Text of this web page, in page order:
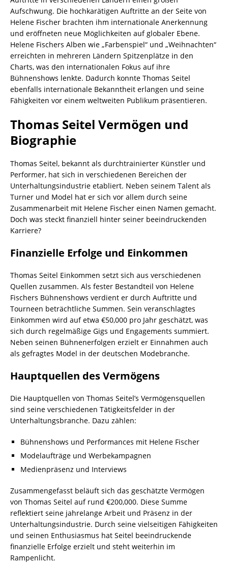
Aufschwung. Die hochkarätigen Auftritte an der Seite von
Helene Fischer brachten ihm internationale Anerkennung
und eröffneten neue Möglichkeiten auf globaler Ebene.
Helene Fischers Alben wie „Farbenspiel“ und „Weihnachten“
erreichten in mehreren Ländern Spitzenplätze in den
Charts, was den internationalen Fokus auf ihre
Bühnenshows lenkte. Dadurch konnte Thomas Seitel
ebenfalls internationale Bekanntheit erlangen und seine
Fähigkeiten vor einem weltweiten Publikum präsentieren.
Thomas Seitel Vermögen und
Biographie
Thomas Seitel, bekannt als durchtrainierter Künstler und
Performer, hat sich in verschiedenen Bereichen der
Unterhaltungsindustrie etabliert. Neben seinem Talent als
Turner und Model hat er sich vor allem durch seine
Zusammenarbeit mit Helene Fischer einen Namen gemacht.
Doch was steckt finanziell hinter seiner beeindruckenden
Karriere?
Finanzielle Erfolge und Einkommen
Thomas Seitel Einkommen setzt sich aus verschiedenen
Quellen zusammen. Als fester Bestandteil von Helene
Fischers Bühnenshows verdient er durch Auftritte und
Tourneen beträchtliche Summen. Sein veranschlagtes
Einkommen wird auf etwa €50,000 pro Jahr geschätzt, was
sich durch regelmäßige Gigs und Engagements summiert.
Neben seinen Bühnenerfolgen erzielt er Einnahmen auch
als gefragtes Model in der deutschen Modebranche.
Hauptquellen des Vermögens
Die Hauptquellen von Thomas Seitel’s Vermögensquellen
sind seine verschiedenen Tätigkeitsfelder in der
Unterhaltungsbranche. Dazu zählen:
Bühnenshows und Performances mit Helene Fischer
Modelaufträge und Werbekampagnen
Medienpräsenz und Interviews
Zusammengefasst beläuft sich das geschätzte Vermögen
von Thomas Seitel auf rund €200,000. Diese Summe
reflektiert seine jahrelange Arbeit und Präsenz in der
Unterhaltungsindustrie. Durch seine vielseitigen Fähigkeiten
und seinen Enthusiasmus hat Seitel beeindruckende
finanzielle Erfolge erzielt und steht weiterhin im
Rampenlicht.